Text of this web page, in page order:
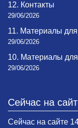
12. Контакты
29/06/2026
11. Материалы для
29/06/2026
10. Материалы для
29/06/2026
Сейчас на
Сейчас на сайте